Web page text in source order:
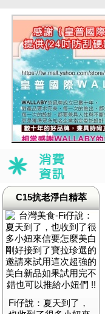
C15抗老淨白精萃
Fi仔說：夏天到了，